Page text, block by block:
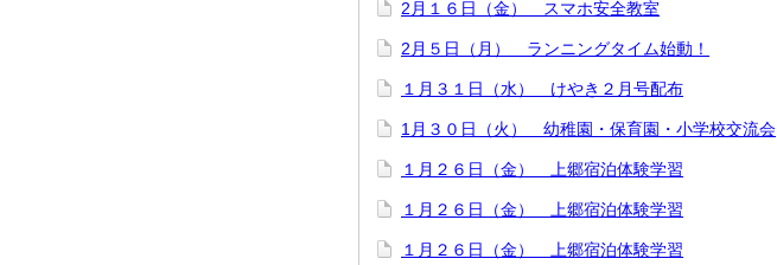
2月１６日（金） スマホ安全教室
2月５日（月） ランニングタイム始動！
１月３１日（水） けやき２月号配布
1月３０日（火） 幼稚園・保育園・小学校交流会
１月２６日（金） 上郷宿泊体験学習
１月２６日（金） 上郷宿泊体験学習
１月２６日（金） 上郷宿泊体験学習